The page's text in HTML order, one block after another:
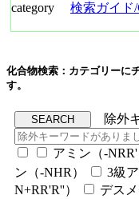
category
検索ガイド/
化合物検索：カテゴリーに
す。
除外
アミン（-NRR'
ン（-NHR）
3級
N+RR'R''）
デス